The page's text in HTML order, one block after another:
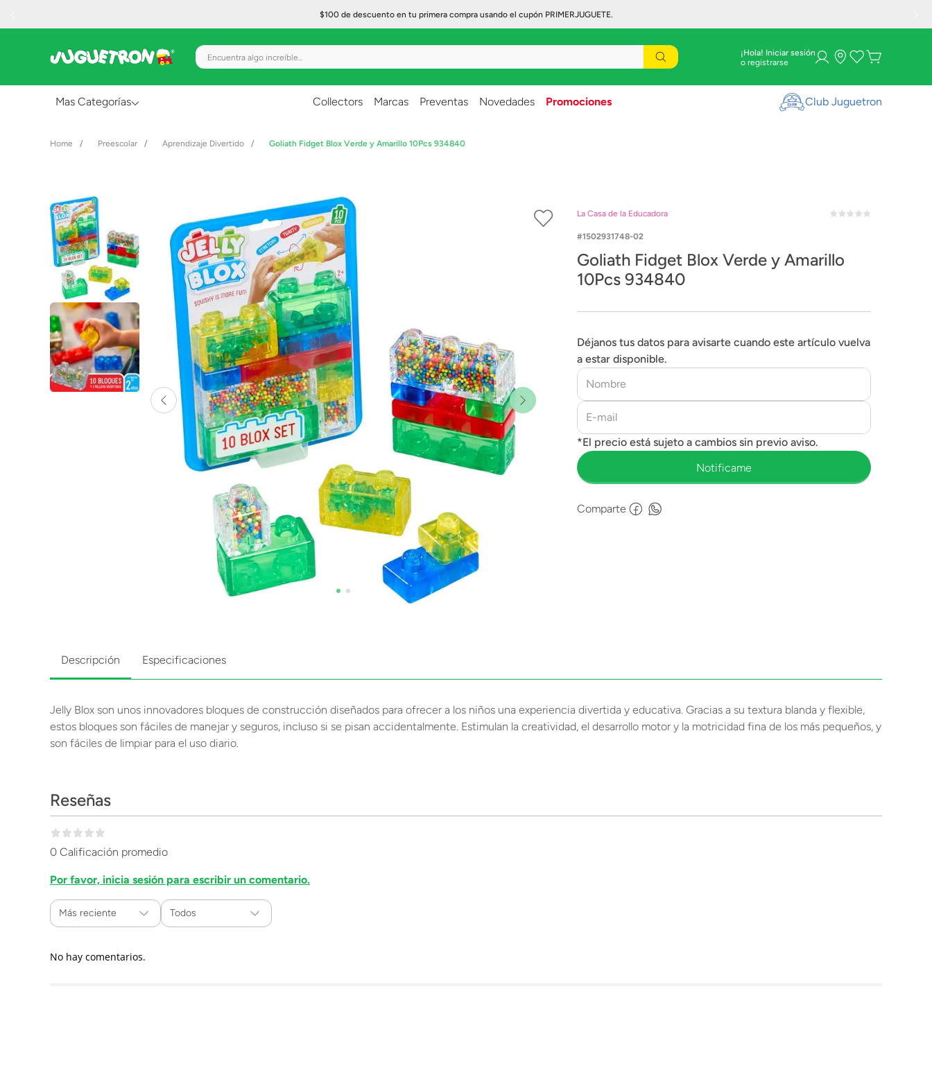
$100 de descuento en tu primera compra usando el cupón PRIMERJUGUETE.
Encuentra algo increíble... ¡Hola! Iniciar sesión
Mas Categorías
Creatividad y Arte
Figuras de Acción
Gadgets y Electrónicos
Juegos de Mesa
Lanzadores
Muñecas
Construcción
Collectors Marcas Preventas Novedades Promociones Club Juguetron
Preescolar Aprendizaje Divertido Goliath Fidget Blox Verde y Amarillo 10Pcs 934840
La Casa de la Educadora
1502931748-02
Goliath Fidget Blox Verde y Amarillo
10Pcs 934840
Déjanos tus datos para avisarte cuando este artículo vuelva
a estar disponible.
Comparte
Descripción Especificaciones
Jelly Blox son unos innovadores bloques de construcción diseñados para ofrecer a los niños una experiencia divertida y educativa. Gracias a su textura blanda y flexible,
estos bloques son fáciles de manejar y seguros, incluso si se pisan accidentalmente. Estimulan la creatividad, el desarrollo motor y la motricidad fina de los más pequeños, y
son fáciles de limpiar para el uso diario.
Reseñas
0 Calificación promedio
Por favor, inicia sesión para escribir un comentario.
Más reciente Todos
No hay comentarios.